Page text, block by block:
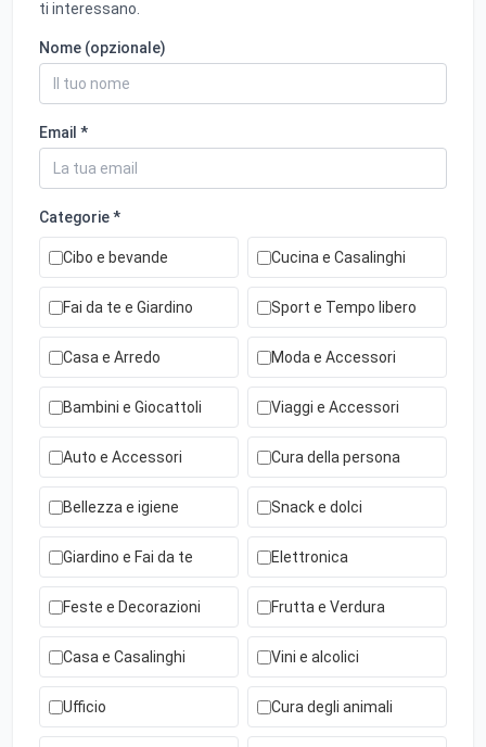
ti interessano.
Nome (opzionale)
Email *
Categorie *
Cibo e bevande Cucina e Casalinghi
Fai da te e Giardino Sport e Tempo libero
Casa e Arredo Moda e Accessori
Bambini e Giocattoli Viaggi e Accessori
Auto e Accessori Cura della persona
Bellezza e igiene Snack e dolci
Giardino e Fai da te Elettronica
Feste e Decorazioni Frutta e Verdura
Casa e Casalinghi Vini e alcolici
Ufficio Cura degli animali